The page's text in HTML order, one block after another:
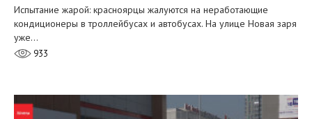
Испытание жарой: красноярцы жалуются на неработающие
кондиционеры в троллейбусах и автобусах. На улице Новая заря
уже…
933